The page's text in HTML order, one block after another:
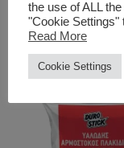
Κόλλες
Gold Εύκαμπτη Κόλλα
the use of ALL
"Cookie Settings"
Read More
Cookie Settings